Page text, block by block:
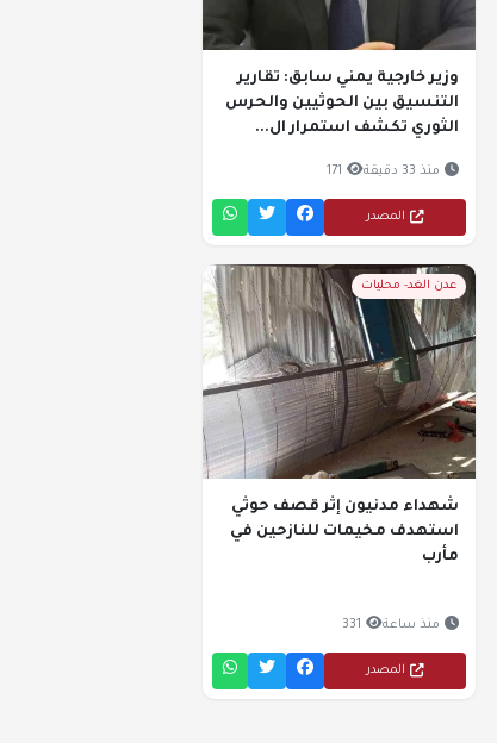
وزير خارجية يمني سابق: تقارير
التنسيق بين الحوثيين والحرس
الثوري تكشف استمرار ال...
منذ 33 دقيقة 171
المصدر
عدن الغد- محليات
شهداء مدنيون إثر قصف حوثي
استهدف مخيمات للنازحين في
مأرب
منذ ساعة 331
المصدر